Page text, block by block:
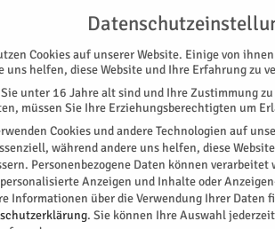
KONTAKT
SPEZIAL E-PAPER KINO
AUSBILDUNG CHINA-TAGEBUCH FEATURED
Cookies auf unserer Website. Einige von
uns helfen, diese Website und Ihre Erfahrung zu
unter 16 Jahre alt sind und Ihre Zustimmung
müssen Sie Ihre Erziehungsberechtigten um
Cookies und andere Technologien auf
während andere uns helfen, diese
Personenbezogene Daten können verarbeitet
Anzeigen und Inhalte oder
Informationen über die Verwendung Ihrer Daten
. Sie können Ihre Auswahl